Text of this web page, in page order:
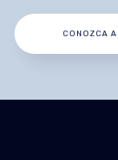
CONOZCA A